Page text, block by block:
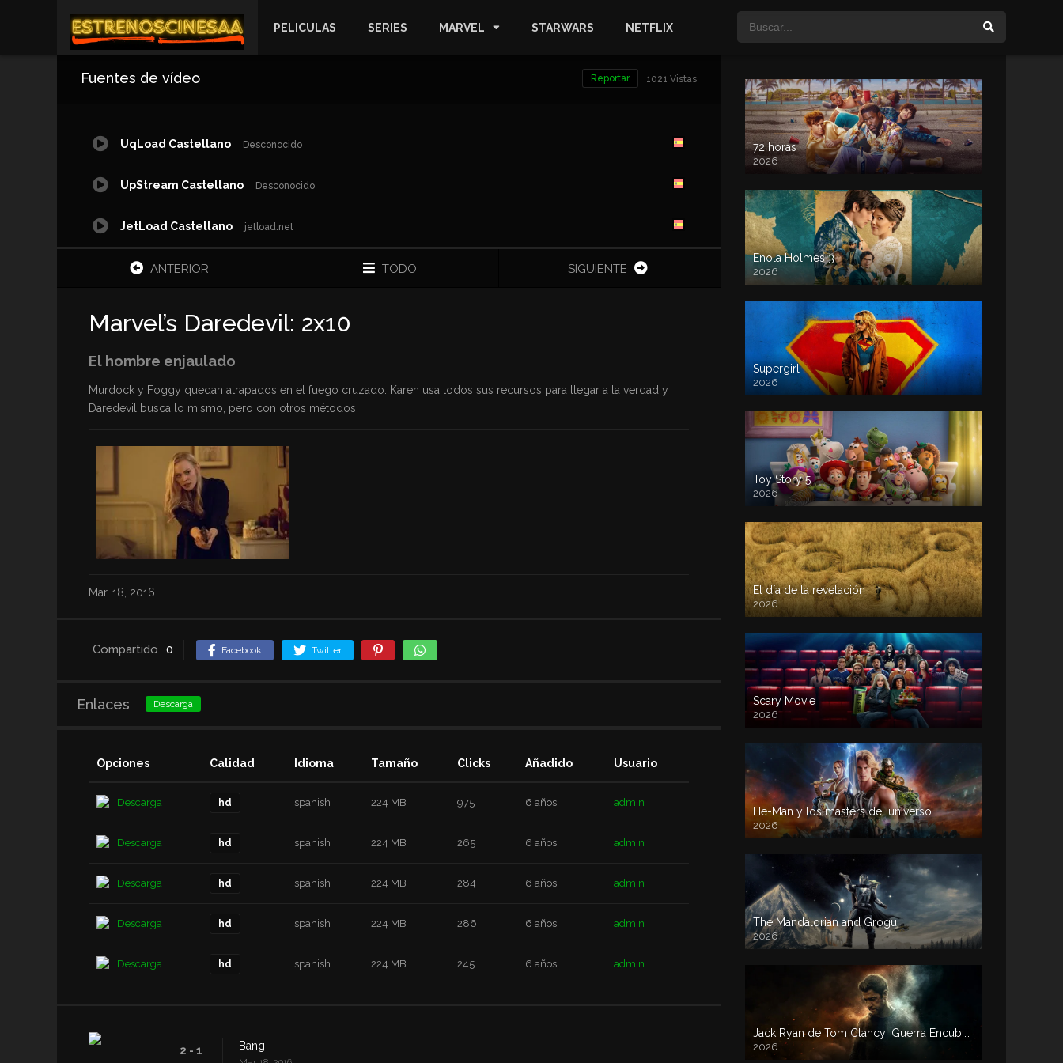
PELICULAS SERIES MARVEL STARWARS NETFLIX
Fuentes de vídeo 1021 Vistas
Reportar
UqLoad Castellano Desconocido
UpStream Castellano Desconocido
JetLoad Castellano jetload.net
DoodStream Castellanof
ANTERIOR TODO SIGUIENTE
Marvel’s Daredevil: 2x10
El hombre enjaulado
Murdock y Foggy quedan atrapados en el fuego cruzado. Karen usa todos sus recursos para llegar a la verdad y
Daredevil busca lo mismo, pero con otros métodos.
Mar. 18, 2016
Compartido 0 Facebook Twitter
Enlaces Descarga
Opciones Calidad Idioma Tamaño Clicks Añadido Usuario
Descarga hd spanish 224 MB 975 6 años admin
Descarga hd spanish 224 MB 265 6 años admin
Descarga hd spanish 224 MB 284 6 años admin
Descarga hd spanish 224 MB 286 6 años admin
Descarga hd spanish 224 MB 245 6 años admin
2 - 1 Bang
72 horas
2026
Enola Holmes 3
2026
Supergirl
2026
Toy Story 5
2026
El día de la revelación
2026
Scary Movie
2026
He-Man y los masters del universo
2026
The Mandalorian and Grogu
2026
2026